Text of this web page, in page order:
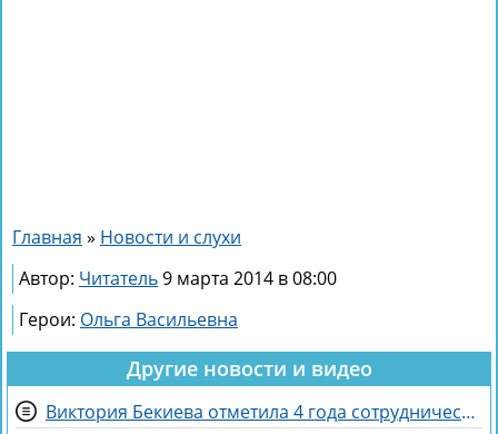
Главная » Новости и слухи
Автор: Читатель9 марта 2014 в 08:00
Герои: Ольга Васильевна
Другие новости и видео
Виктория Бекиева отметила 4 года сотрудничества с Домом 2